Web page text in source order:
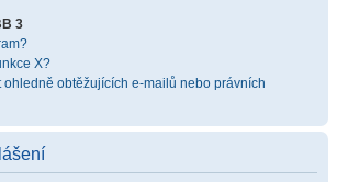
3
X?
ohledně obtěžujících e-mailů nebo právních